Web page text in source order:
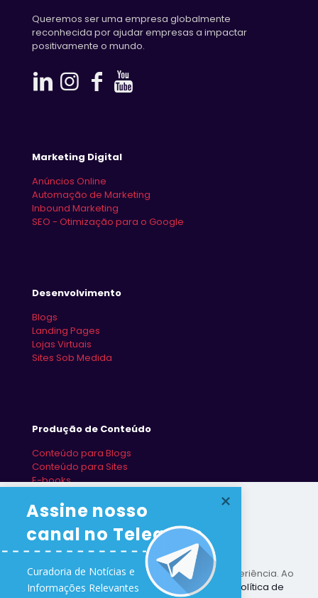
Queremos ser uma empresa globalmente
reconhecida por ajudar empresas a impactar
positivamente o mundo.
Marketing Digital
Anúncios Online
Automação de Marketing
Inbound Marketing
SEO - Otimização para o Google
Desenvolvimento
Blogs
Landing Pages
Lojas Virtuais
Sites Sob Medida
Produção de Conteúdo
Conteúdo para Blogs
Conteúdo para Sites
E-books
Este site utiliza cookies para melhorar sua experiência. Ao
utilizar este site você concorda com nossa
Política de
Assine nosso
canal no Telegram
Curadoria de Notícias e
Informações Relevantes